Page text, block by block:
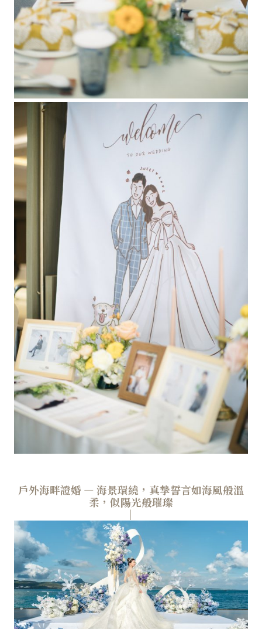
戶外海畔證婚 — 海景環繞，真摯誓言如海風般溫
柔，似陽光般璀璨
│